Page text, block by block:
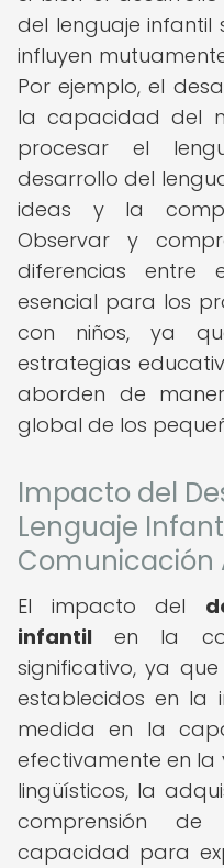
del lenguaje infantil
influyen
Por ejemplo, el
la capacidad del
procesar el
desarrollo del
ideas y la
Observar y
diferencias entre
esencial para los
con niños, ya
estrategias
aborden de
global de los
Impacto del
Lenguaje
Comunicación
El impacto del
infantil en la
significativo, ya
establecidos en la
medida en la
efectivamente en la
lingüísticos, la
comprensión
capacidad para